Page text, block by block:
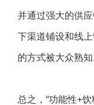
并通过强大的供
下渠道铺设和线
的方式被大众熟知
总之，“功能性+